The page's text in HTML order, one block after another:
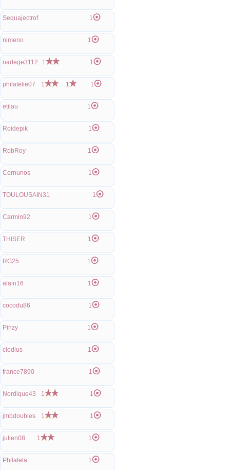
Sequajectrof 1
nimeno 1
nadege3112 1 1
philatelie07 1 1 1
etilau 1
Roidepik 1
RobRoy 1
Cernunos 1
TOULOUSAIN31 1
Carmin92 1
THISER 1
RG25 1
alain16 1
cocodu86 1
Pinzy 1
clodius 1
france7890 1
Nordique43 1 1
jmbdoubles 1 1
julien08 1 1
Philatela 1